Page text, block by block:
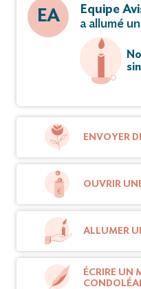
EA
Equipe
a allumé
ENVOYER
OUVRIR
ALLUMER
ÉCRIRE UN